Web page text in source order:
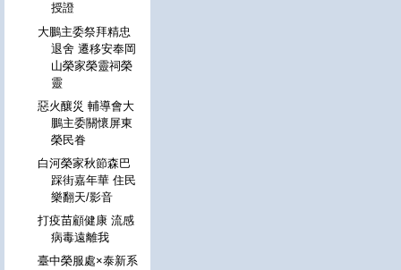
授證
大鵬主委祭拜精忠
退舍 遷移安奉岡
山榮家榮靈祠榮
靈
惡火釀災 輔導會大
鵬主委關懷屏東
榮民眷
白河榮家秋節森巴
踩街嘉年華 住民
樂翻天/影音
打疫苗顧健康 流感
病毒遠離我
臺中榮服處×泰新系